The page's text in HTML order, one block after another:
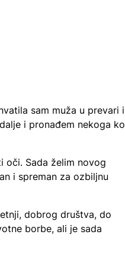
sam muža u prevari i
i pronađem nekoga ko
oči. Sada želim novog
i spreman za ozbiljnu
dobrog društva, do
borbe, ali je sada